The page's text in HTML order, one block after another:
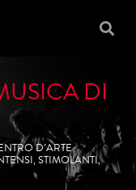
DI
D’ARTE
STIMOLANTI,